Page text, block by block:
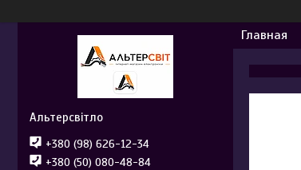
Главная
Альтерсвітло
+380 (98) 626-12-34
+380 (50) 080-48-84